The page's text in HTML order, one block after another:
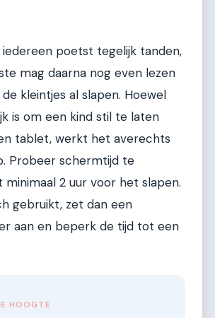
iedereen poetst tegelijk tanden,
mag daarna nog even lezen
kleintjes al slapen. Hoewel
is om een kind stil te laten
tablet, werkt het averechts
Probeer schermtijd te
2 uur voor het slapen.
gebruikt, zet dan een
aan en beperk de tijd tot een
HOOGTE